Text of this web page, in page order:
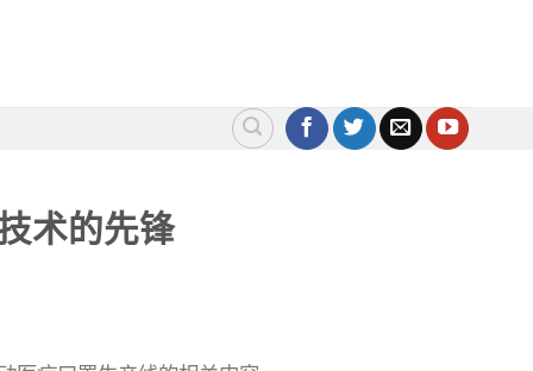
术的先锋